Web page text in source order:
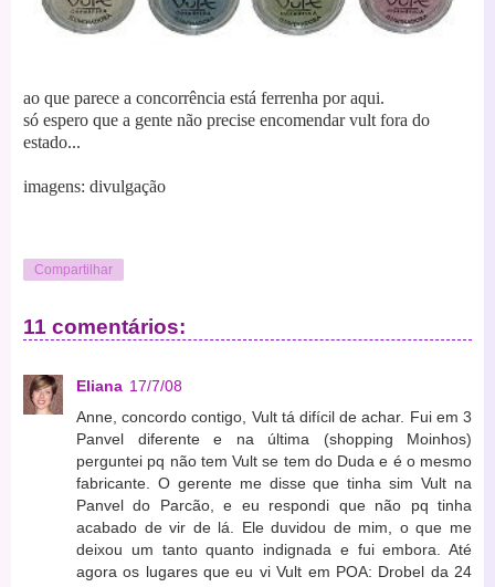
ao que parece a concorrência está ferrenha por aqui.
só espero que a gente não precise encomendar vult fora do
estado...
imagens: divulgação
Compartilhar
11 comentários:
Eliana 17/7/08
Anne, concordo contigo, Vult tá difícil de achar. Fui em 3
Panvel diferente e na última (shopping Moinhos)
perguntei pq não tem Vult se tem do Duda e é o mesmo
fabricante. O gerente me disse que tinha sim Vult na
Panvel do Parcão, e eu respondi que não pq tinha
acabado de vir de lá. Ele duvidou de mim, o que me
deixou um tanto quanto indignada e fui embora. Até
agora os lugares que eu vi Vult em POA: Drobel da 24